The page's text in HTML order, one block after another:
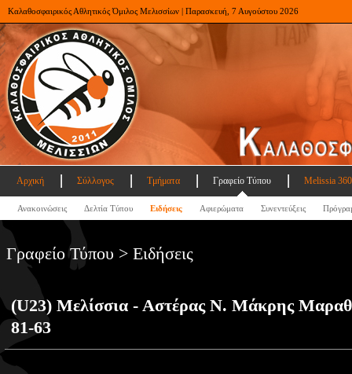
Καλαθοσφαιρικός Αθλητικός Όμιλος Μελισσίων | Παρασκευή, 7 Αυγούστου 2026
Αρχική Σύλλογος Τμήματα Γραφείο Τύπου Melissia
Ανακοινώσεις Δελτία Τύπου Ειδήσεις Αφιερώματα Συνεντεύξεις
Γραφείο Τύπου > Ειδήσεις
(U23) Μελίσσια - Αστέρας Ν. Μάκρης
81-63